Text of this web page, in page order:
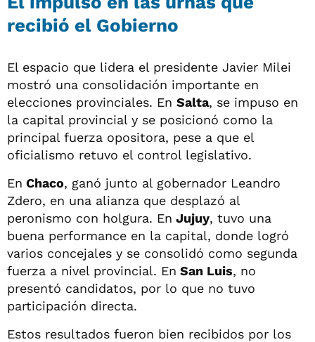
recibió el Gobierno
El espacio que lidera el presidente Javier Milei
mostró una consolidación importante en
elecciones provinciales. En Salta, se impuso en
la capital provincial y se posicionó como la
principal fuerza opositora, pese a que el
oficialismo retuvo el control legislativo.
En Chaco, ganó junto al gobernador Leandro
Zdero, en una alianza que desplazó al
peronismo con holgura. En Jujuy, tuvo una
buena performance en la capital, donde logró
varios concejales y se consolidó como segunda
fuerza a nivel provincial. En San Luis, no
presentó candidatos, por lo que no tuvo
participación directa.
Estos resultados fueron bien recibidos por los